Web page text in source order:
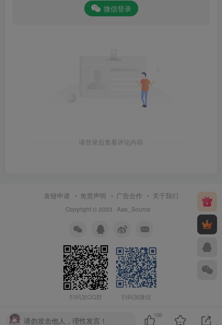
微信登录
请登录后查看评论内容
友链申请 免责声明 广告合作 关于我们
Copyright © 2023 · Aae_Source ·
扫码加QQ群 扫码加微信
请勿攻击他人，理性发言！
169